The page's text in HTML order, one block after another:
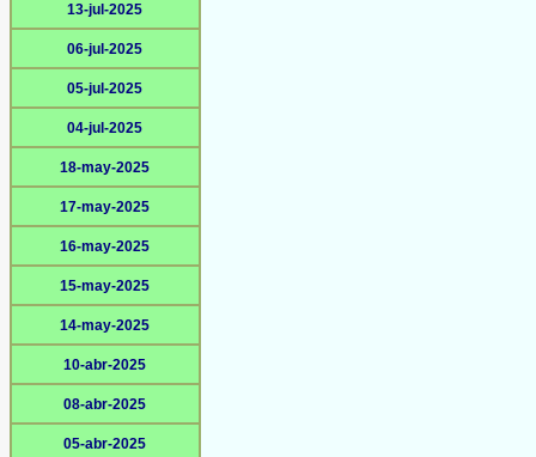
13-jul-2025
06-jul-2025
05-jul-2025
04-jul-2025
18-may-2025
17-may-2025
16-may-2025
15-may-2025
14-may-2025
10-abr-2025
08-abr-2025
05-abr-2025